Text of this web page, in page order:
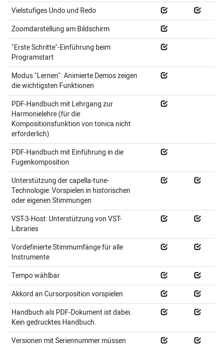
Vielstufiges Undo und Redo
Zoomdarstellung am Bildschirm
"Erste Schritte"-Einführung beim
Programstart
Modus "Lernen": Animierte Demos zeigen
die wichtigsten Funktionen
PDF-Handbuch mit Lehrgang zur
Harmonielehre (für die
Kompositionsfunktion von tonica nicht
erforderlich)
PDF-Handbuch mit Einführung in die
Fugenkomposition
Unterstützung der capella-tune-
Technologie: Vorspielen in historischen
oder eigenen Stimmungen
VST-3-Host: Unterstützung von VST-
Libraries
Vordefinierte Stimmumfänge für alle
Instrumente
Tempo wählbar
Akkord an Cursorposition vorspielen
Handbuch als PDF-Dokument ist dabei.
Kein gedrucktes Handbuch.
Versionen mit Seriennummer müssen